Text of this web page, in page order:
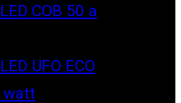
COB 50 a
UFO ECO
watt